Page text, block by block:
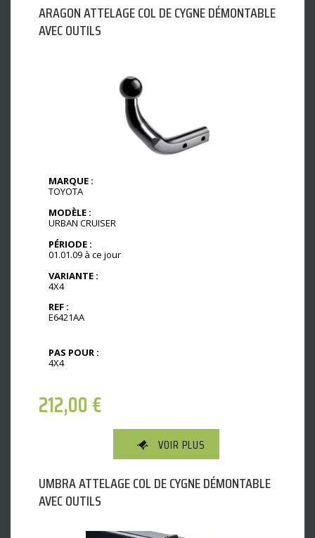
ARAGON ATTELAGE COL DE CYGNE DÉMONTABLE
AVEC OUTILS
MARQUE :
TOYOTA
MODÈLE :
URBAN CRUISER
PÉRIODE :
01.01.09 à ce jour
VARIANTE :
4X4
REF :
E6421AA
PAS POUR :
4X4
212,00€
VOIR PLUS
UMBRA ATTELAGE COL DE CYGNE DÉMONTABLE
AVEC OUTILS